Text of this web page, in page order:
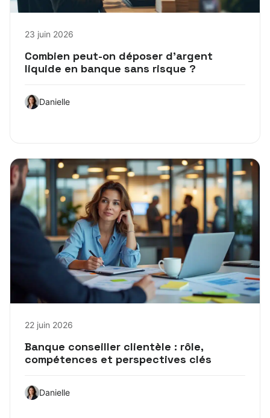
23 juin 2026
Combien peut-on déposer d’argent
liquide en banque sans risque ?
Danielle
22 juin 2026
Banque conseiller clientèle : rôle,
compétences et perspectives clés
Danielle